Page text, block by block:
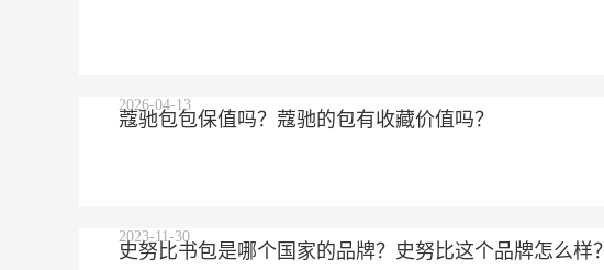
蔻驰包包保值吗？蔻驰的包有收藏价值吗？
2026-04-13
史努比书包是哪个国家的品牌？史努比这个品牌怎么样？
2023-11-30